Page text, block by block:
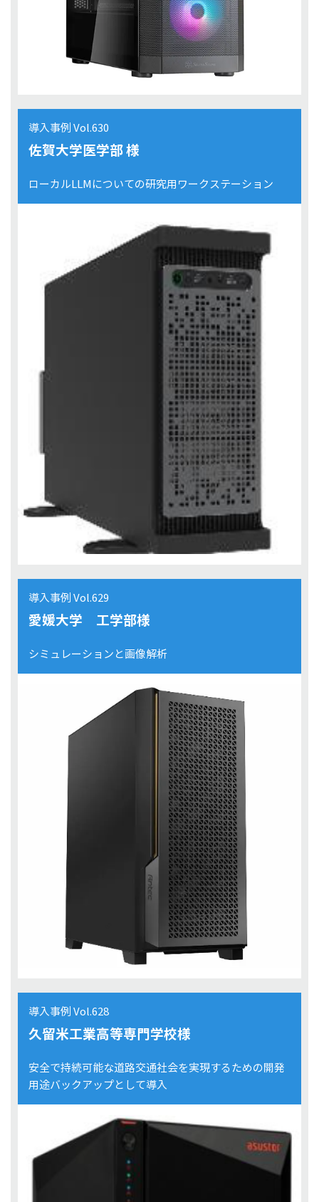
導入事例 Vol.630
佐賀大学医学部 様
ローカルLLMについての研究用ワークステーション
導入事例 Vol.629
愛媛大学 工学部様
シミュレーションと画像解析
導入事例 Vol.628
久留米工業高等専門学校様
安全で持続可能な道路交通社会を実現するための開発
用途バックアップとして導入